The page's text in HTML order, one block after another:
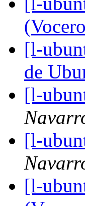
[l-
de
[l-
[l-
[l-